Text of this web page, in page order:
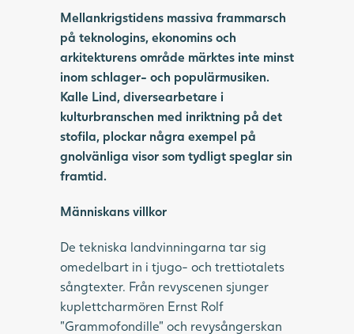
Mellankrigstidens massiva frammarsch
på teknologins, ekonomins och
arkitekturens område märktes inte minst
inom schlager- och populärmusiken.
Kalle Lind, diversearbetare i
kulturbranschen med inriktning på det
stofila, plockar några exempel på
gnolvänliga visor som tydligt speglar sin
framtid.
Människans villkor
De tekniska landvinningarna tar sig
omedelbart in i tjugo- och trettiotalets
sångtexter. Från revyscenen sjunger
kuplettcharmören Ernst Rolf
”Grammofondille” och revysångerskan